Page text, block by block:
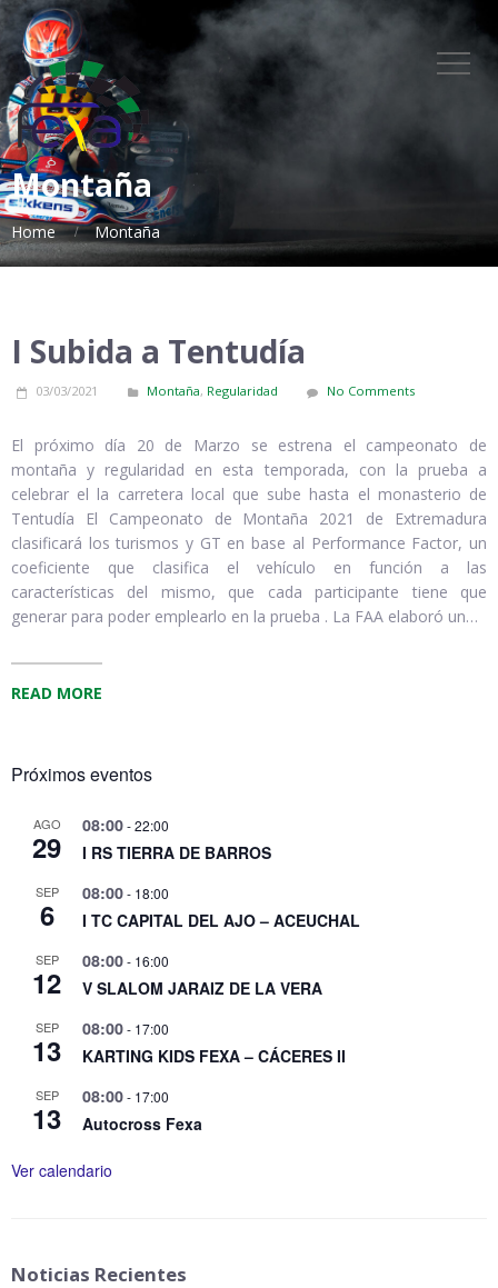
Montaña
Home Montaña
I Subida a Tentudía
03/03/2021 Montaña, Regularidad No Comments
El próximo día 20 de Marzo se estrena el campeonato de
montaña y regularidad en esta temporada, con la prueba a
celebrar el la carretera local que sube hasta el monasterio de
Tentudía El Campeonato de Montaña 2021 de Extremadura
clasificará los turismos y GT en base al Performance Factor, un
coeficiente que clasifica el vehículo en función a las
características del mismo, que cada participante tiene que
generar para poder emplearlo en la prueba . La FAA elaboró un…
READ MORE
Próximos eventos
AGO
29
08:00-22:00
I RS TIERRA DE BARROS
SEP
6
08:00- 18:00
I TC CAPITAL DEL AJO – ACEUCHAL
SEP
12
08:00- 16:00
V SLALOM JARAIZ DE LA VERA
SEP
13
08:00- 17:00
KARTING KIDS FEXA – CÁCERES II
SEP
13
08:00- 17:00
Autocross Fexa
Ver calendario
Noticias Recientes